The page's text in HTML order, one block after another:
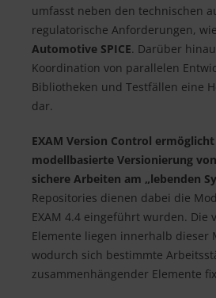
umfasst neben den technischen
regulatorische Anforderungen, wie
Automotive SPICE. Darüber
Koordination von parallelen
Bibliotheken und Testfällen eine
dar.
EXAM Version Control
modellbasierte Versionierung
sichere Arbeiten am „lebenden
Repositories dienen dabei die
EXAM 4.4 eingeführt wurden. Die
Elemente liegen innerhalb dieser
wodurch sich bestimmte
zusammenhängender Elemente